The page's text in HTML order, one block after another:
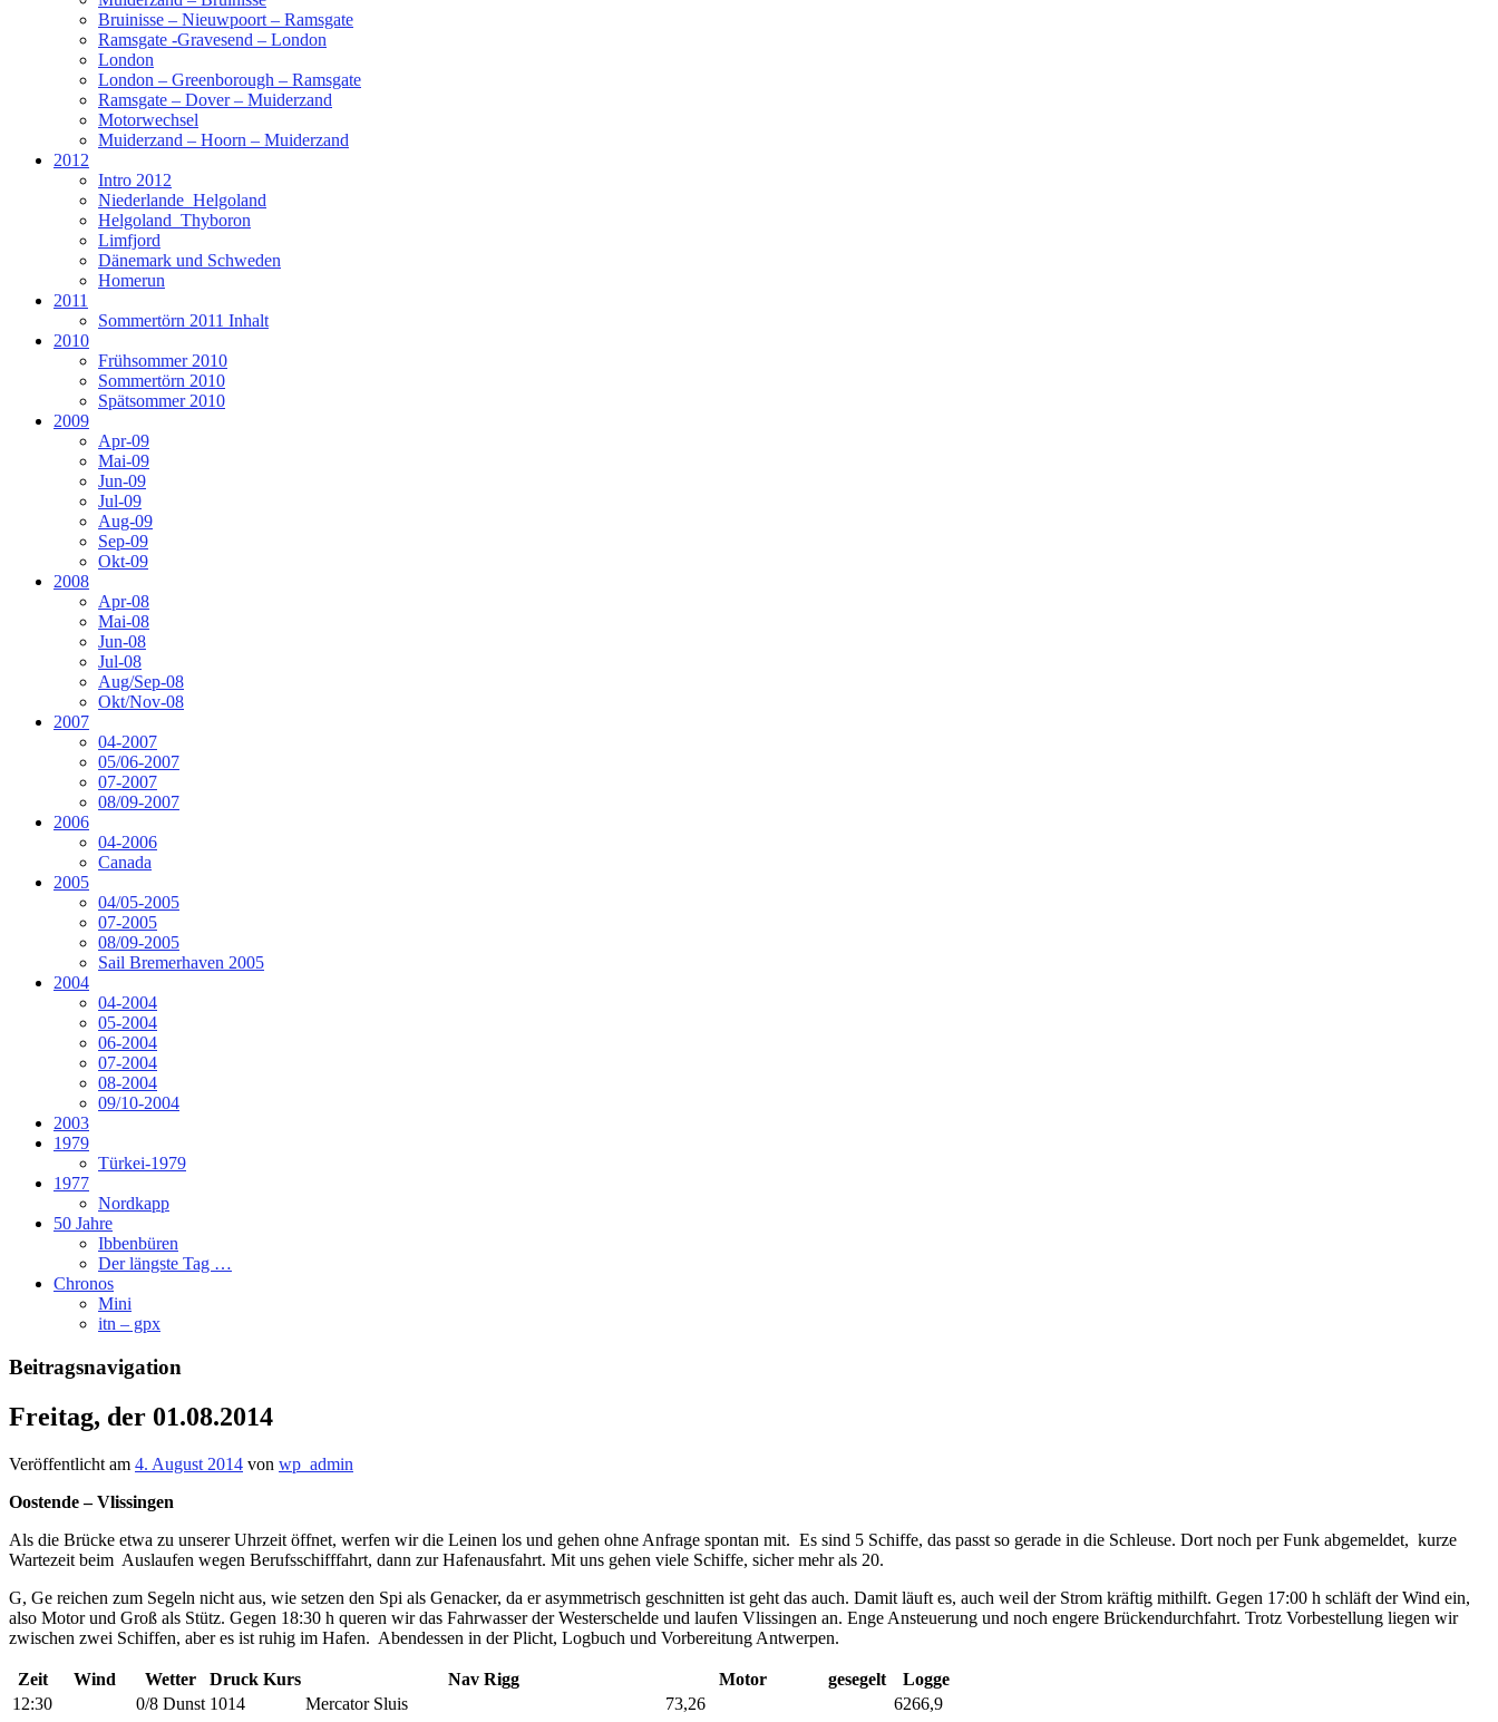
Bruinisse – Nieuwpoort – Ramsgate
Ramsgate -Gravesend – London
London
London – Greenborough – Ramsgate
Ramsgate – Dover – Muiderzand
Motorwechsel
Muiderzand – Hoorn – Muiderzand
2012
Intro 2012
Niederlande_Helgoland
Helgoland_Thyboron
Limfjord
Dänemark und Schweden
Homerun
2011
Sommertörn 2011 Inhalt
2010
Frühsommer 2010
Sommertörn 2010
Spätsommer 2010
2009
Apr-09
Mai-09
Jun-09
Jul-09
Aug-09
Sep-09
Okt-09
2008
Apr-08
Mai-08
Jun-08
Jul-08
Aug/Sep-08
Okt/Nov-08
2007
04-2007
05/06-2007
07-2007
08/09-2007
2006
04-2006
Canada
2005
04/05-2005
07-2005
08/09-2005
Sail Bremerhaven 2005
2004
04-2004
05-2004
06-2004
07-2004
08-2004
09/10-2004
2003
1979
Türkei-1979
1977
Nordkapp
50 Jahre
Ibbenbüren
Der längste Tag …
Chronos
Mini
itn – gpx
Beitragsnavigation
Freitag, der 01.08.2014
Veröffentlicht am 4. August 2014 von wp_admin
Oostende – Vlissingen
Als die Brücke etwa zu unserer Uhrzeit öffnet, werfen wir die Leinen los und gehen ohne Anfrage spontan mit. Es sind 5 Schiffe, das passt so gerade in die Schleuse. Dort noch per Funk abgemeldet, kurze
Wartezeit beim Auslaufen wegen Berufsschifffahrt, dann zur Hafenausfahrt. Mit uns gehen viele Schiffe, sicher mehr als 20.
G, Ge reichen zum Segeln nicht aus, wie setzen den Spi als Genacker, da er asymmetrisch geschnitten ist geht das auch. Damit läuft es, auch weil der Strom kräftig mithilft. Gegen 17:00 h schläft der Wind ein,
also Motor und Groß als Stütz. Gegen 18:30 h queren wir das Fahrwasser der Westerschelde und laufen Vlissingen an. Enge Ansteuerung und noch engere Brückendurchfahrt. Trotz Vorbestellung liegen wir
zwischen zwei Schiffen, aber es ist ruhig im Hafen. Abendessen in der Plicht, Logbuch und Vorbereitung Antwerpen.
Zeit Wind Wetter Druck Kurs Nav Rigg Motor gesegelt
Logge
12:30
0/8 Dunst 1014 Mercator Sluis 73,26
6266,9